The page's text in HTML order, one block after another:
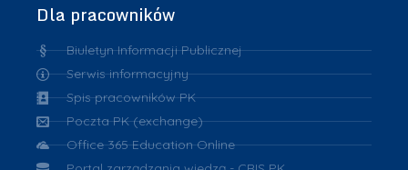
Dla pracowników
Biuletyn Informacji Publicznej
Serwis informacyjny
Spis pracowników PK
Poczta PK (exchange)
Office 365 Education Online